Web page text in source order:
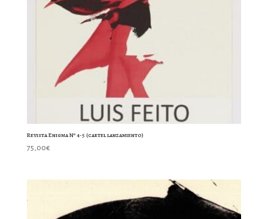
Revista Enigma Nº 4-5 (cartel lanzamiento)
75,00€